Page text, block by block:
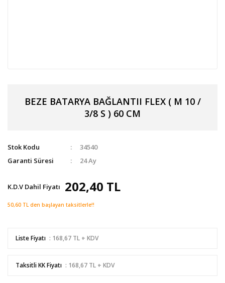
BEZE BATARYA BAĞLANTII FLEX ( M 10 /
3/8 S ) 60 CM
Stok Kodu
34540
Garanti Süresi
24 Ay
K.D.V Dahil Fiyatı 202,40 TL
50,60 TL den başlayan taksitlerle!!
Liste Fiyatı : 168,67 TL + KDV
Taksitli KK Fiyatı : 168,67 TL + KDV